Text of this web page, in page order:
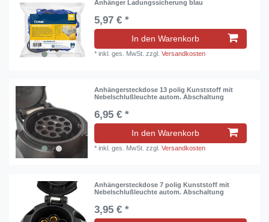
Anhänger Ladungssicherung blau
5,97 € *
In den Warenkorb
*inkl. ges. MwSt. zzgl.Versandkosten
Anhängersteckdose 13 polig Kunststoff mit
Nebelschlußleuchte autom. Abschaltung
6,95 € *
In den Warenkorb
*inkl. ges. MwSt. zzgl.Versandkosten
Anhängersteckdose 7 polig Kunststoff mit
Nebelschlußleuchte autom. Abschaltung
3,95 € *